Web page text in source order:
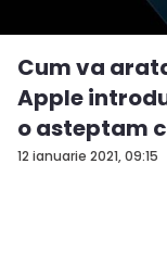
12 ianuarie 2021, 09:15
Cum va
Apple
o asteptam